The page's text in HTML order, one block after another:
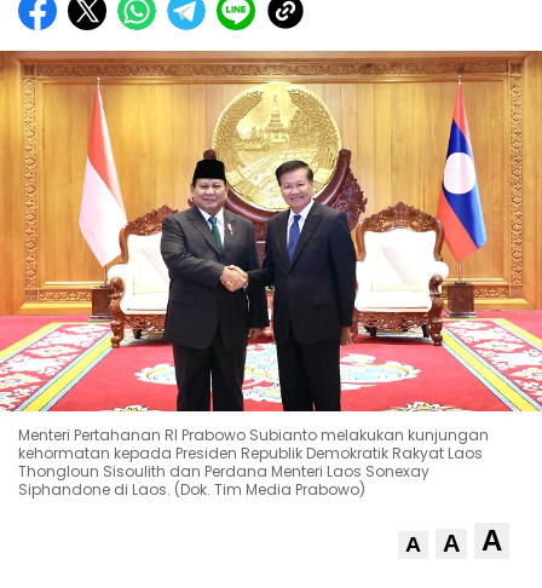
Menteri Pertahanan RI Prabowo Subianto melakukan kunjungan
kehormatan kepada Presiden Republik Demokratik Rakyat Laos
Thongloun Sisoulith dan Perdana Menteri Laos Sonexay
Siphandone di Laos. (Dok. Tim Media Prabowo)
A A A